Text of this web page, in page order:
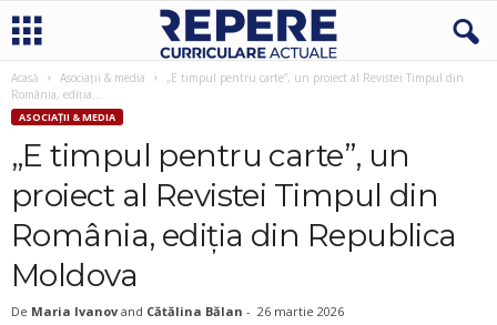
Acasă Asociații & media
„E timpul pentru carte”, un proiect al Revistei Timpul din
România, ediția...
ASOCIAȚII & MEDIA
„E timpul pentru carte”, un
proiect al Revistei Timpul din
România, ediția din Republica
Moldova
De Maria Ivanov and Cătălina Bălan - 26 martie 2026